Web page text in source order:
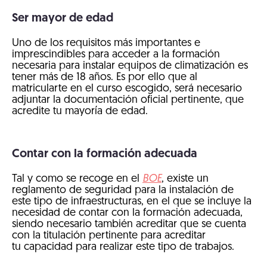
Ser mayor de edad
Uno de los requisitos más importantes e
imprescindibles para acceder a la formación
necesaria para instalar equipos de climatización es
tener más de 18 años. Es por ello que al
matricularte en el curso escogido, será necesario
adjuntar la documentación oficial pertinente, que
acredite tu mayoría de edad.
Contar con la formación adecuada
Tal y como se recoge en el BOE, existe un
reglamento de seguridad para la instalación de
este tipo de infraestructuras, en el que se incluye la
necesidad de contar con la formación adecuada,
siendo necesario también acreditar que se cuenta
con la titulación pertinente para acreditar
tu capacidad para realizar este tipo de trabajos.